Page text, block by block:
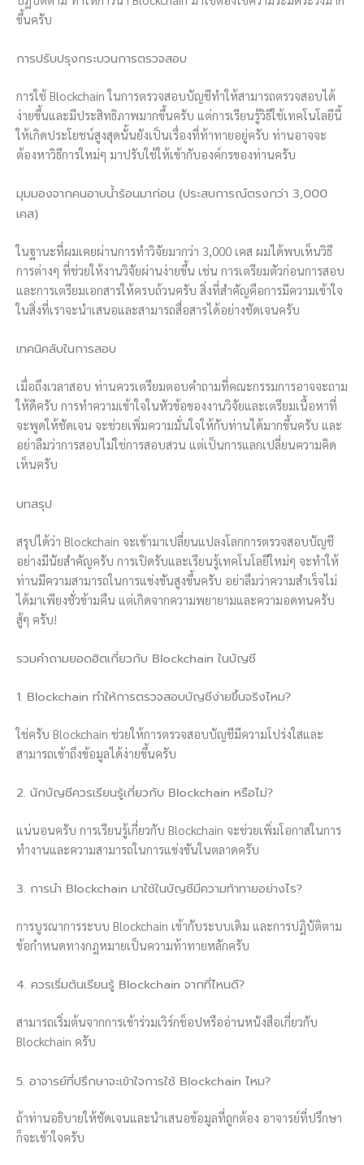
ขึ้นครับ
การปรับปรุงกระบวนการตรวจสอบ
การใช้ Blockchain ในการตรวจสอบบัญชีทำให้สามารถตรวจสอบได้
ง่ายขึ้นและมีประสิทธิภาพมากขึ้นครับ แต่การเรียนรู้วิธีใช้เทคโนโลยีนี้
ให้เกิดประโยชน์สูงสุดนั้นยังเป็นเรื่องที่ท้าทายอยู่ครับ ท่านอาจจะ
ต้องหาวิธีการใหม่ๆ มาปรับใช้ให้เข้ากับองค์กรของท่านครับ
มุมมองจากคนอาบน้ำร้อนมาก่อน (ประสบการณ์ตรงกว่า 3,000
เคส)
ในฐานะที่ผมเคยผ่านการทำวิจัยมากว่า 3,000 เคส ผมได้พบเห็นวิธี
การต่างๆ ที่ช่วยให้งานวิจัยผ่านง่ายขึ้น เช่น การเตรียมตัวก่อนการสอบ
และการเตรียมเอกสารให้ครบถ้วนครับ สิ่งที่สำคัญคือการมีความเข้าใจ
ในสิ่งที่เราจะนำเสนอและสามารถสื่อสารได้อย่างชัดเจนครับ
เทคนิคลับในการสอบ
เมื่อถึงเวลาสอบ ท่านควรเตรียมตอบคำถามที่คณะกรรมการอาจจะถาม
ให้ดีครับ การทำความเข้าใจในหัวข้อของงานวิจัยและเตรียมเนื้อหาที่
จะพูดให้ชัดเจน จะช่วยเพิ่มความมั่นใจให้กับท่านได้มากขึ้นครับ และ
อย่าลืมว่าการสอบไม่ใช่การสอบสวน แต่เป็นการแลกเปลี่ยนความคิด
เห็นครับ
บทสรุป
สรุปได้ว่า Blockchain จะเข้ามาเปลี่ยนแปลงโลกการตรวจสอบบัญชี
อย่างมีนัยสำคัญครับ การเปิดรับและเรียนรู้เทคโนโลยีใหม่ๆ จะทำให้
ท่านมีความสามารถในการแข่งขันสูงขึ้นครับ อย่าลืมว่าความสำเร็จไม่
ได้มาเพียงชั่วข้ามคืน แต่เกิดจากความพยายามและความอดทนครับ
สู้ๆ ครับ!
รวมคำถามยอดฮิตเกี่ยวกับ Blockchain ในบัญชี
1. Blockchain ทำให้การตรวจสอบบัญชีง่ายขึ้นจริงไหม?
ใช่ครับ Blockchain ช่วยให้การตรวจสอบบัญชีมีความโปร่งใสและ
สามารถเข้าถึงข้อมูลได้ง่ายขึ้นครับ
2. นักบัญชีควรเรียนรู้เกี่ยวกับ Blockchain หรือไม่?
แน่นอนครับ การเรียนรู้เกี่ยวกับ Blockchain จะช่วยเพิ่มโอกาสในการ
ทำงานและความสามารถในการแข่งขันในตลาดครับ
3. การนำ Blockchain มาใช้ในบัญชีมีความท้าทายอย่างไร?
การบูรณาการระบบ Blockchain เข้ากับระบบเดิม และการปฏิบัติตาม
ข้อกำหนดทางกฎหมายเป็นความท้าทายหลักครับ
4. ควรเริ่มต้นเรียนรู้ Blockchain จากที่ไหนดี?
สามารถเริ่มต้นจากการเข้าร่วมเวิร์กช็อปหรืออ่านหนังสือเกี่ยวกับ
Blockchain ครับ
5. อาจารย์ที่ปรึกษาจะเข้าใจการใช้ Blockchain ไหม?
ถ้าท่านอธิบายให้ชัดเจนและนำเสนอข้อมูลที่ถูกต้อง อาจารย์ที่ปรึกษา
ก็จะเข้าใจครับ